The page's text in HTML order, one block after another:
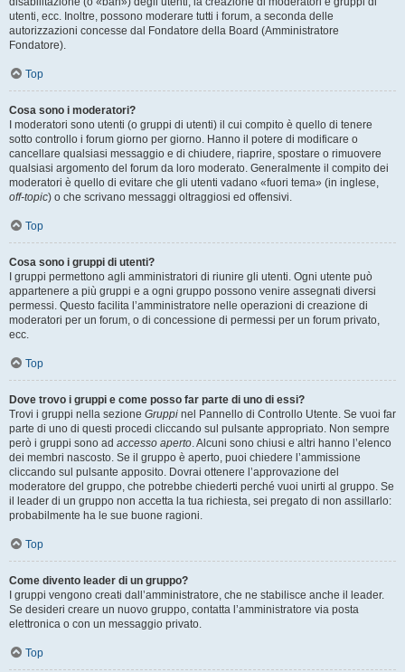
utenti, ecc. Inoltre, possono moderare tutti i forum, a seconda delle
autorizzazioni concesse dal Fondatore della Board (Amministratore
Fondatore).
Top
Cosa sono i moderatori?
I moderatori sono utenti (o gruppi di utenti) il cui compito è quello di tenere
sotto controllo i forum giorno per giorno. Hanno il potere di modificare o
cancellare qualsiasi messaggio e di chiudere, riaprire, spostare o rimuovere
qualsiasi argomento del forum da loro moderato. Generalmente il compito dei
moderatori è quello di evitare che gli utenti vadano «fuori tema» (in inglese,
off-topic) o che scrivano messaggi oltraggiosi ed offensivi.
Top
Cosa sono i gruppi di utenti?
I gruppi permettono agli amministratori di riunire gli utenti. Ogni utente può
appartenere a più gruppi e a ogni gruppo possono venire assegnati diversi
permessi. Questo facilita l’amministratore nelle operazioni di creazione di
moderatori per un forum, o di concessione di permessi per un forum privato,
ecc.
Top
Dove trovo i gruppi e come posso far parte di uno di essi?
Trovi i gruppi nella sezione Gruppi nel Pannello di Controllo Utente. Se vuoi far
parte di uno di questi procedi cliccando sul pulsante appropriato. Non sempre
però i gruppi sono ad accesso aperto. Alcuni sono chiusi e altri hanno l’elenco
dei membri nascosto. Se il gruppo è aperto, puoi chiedere l’ammissione
cliccando sul pulsante apposito. Dovrai ottenere l’approvazione del
moderatore del gruppo, che potrebbe chiederti perché vuoi unirti al gruppo. Se
il leader di un gruppo non accetta la tua richiesta, sei pregato di non assillarlo:
probabilmente ha le sue buone ragioni.
Top
Come divento leader di un gruppo?
I gruppi vengono creati dall’amministratore, che ne stabilisce anche il leader.
Se desideri creare un nuovo gruppo, contatta l’amministratore via posta
elettronica o con un messaggio privato.
Top